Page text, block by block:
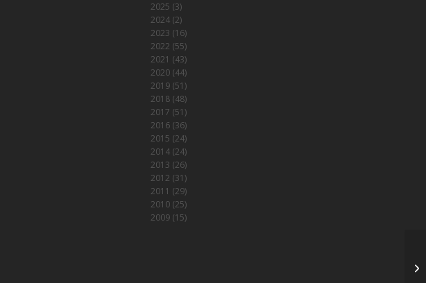
2025 (3)
2024(2)
2023 (16)
2022 (55)
2021 (43)
2020(44)
2019(51)
2018(48)
2017 (51)
2016(36)
2015 (24)
2014(24)
2013 (26)
2012 (31)
2011 (29)
2010(25)
2009(15)